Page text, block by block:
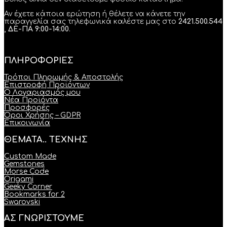
Αν έχετε κάποια ερώτηση ή θέλετε να κάνετε την
παραγγελία σας τηλεφωνικά καλέστε μας στο 2421.500.544
, ΔΕ-ΠΑ 9:00-14:00.
ΠΛΗΡΟΦΟΡΙΕΣ
Τρόποι Πληρωμής & Αποστολής
Επιστροφή Προϊόντων
Ο Λογαριασμός μου
Νέα Προϊόντα
Προσφορές
Όροι Χρήσης – GDPR
Επικοινωνία
ΘΕΜΑΤΑ.. ΤΕΧΝΗΣ
Custom Made
Gemstones
Morse Code
Origami
Geeky Corner
Bookmarks for 2
Swarovski
ΑΣ ΓΝΩΡΙΣΤΟΥΜΕ